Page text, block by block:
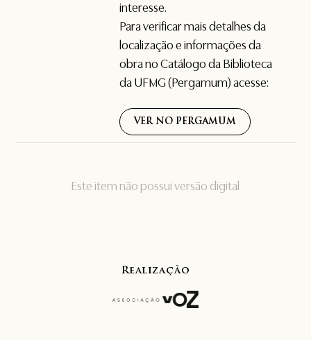
Este item não possui versão digital
interesse.
Para verificar mais detalhes da
localização e informações da
obra no Catálogo da Biblioteca
da UFMG (Pergamum) acesse:
VER NO PERGAMUM
Realização